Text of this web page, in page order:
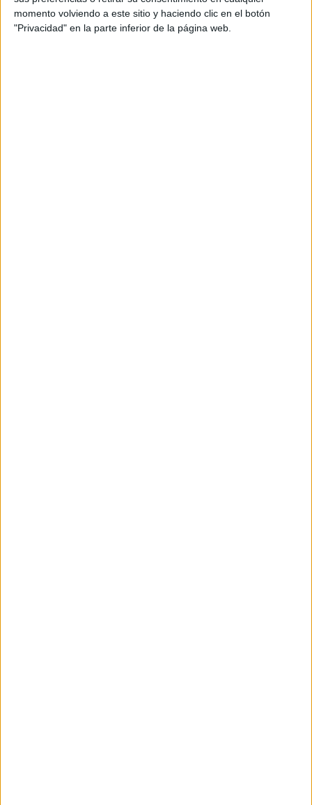
momento volviendo a este sitio y haciendo clic en el botón
"Privacidad" en la parte inferior de la página web.
los innumerables combates que entonces se sucedieron,
hasta el 19 de noviembre siguiente en que, durante la